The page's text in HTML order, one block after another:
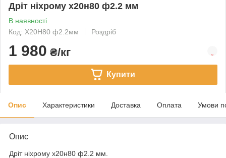
Дріт ніхрому х20н80 ф2.2 мм
В наявності
Код: Х20Н80 ф2.2мм
Роздріб
1 980 ₴/кг
Купити
Опис Характеристики Доставка Оплата Умови
Опис
Дріт ніхрому х20н80 ф2.2 мм.